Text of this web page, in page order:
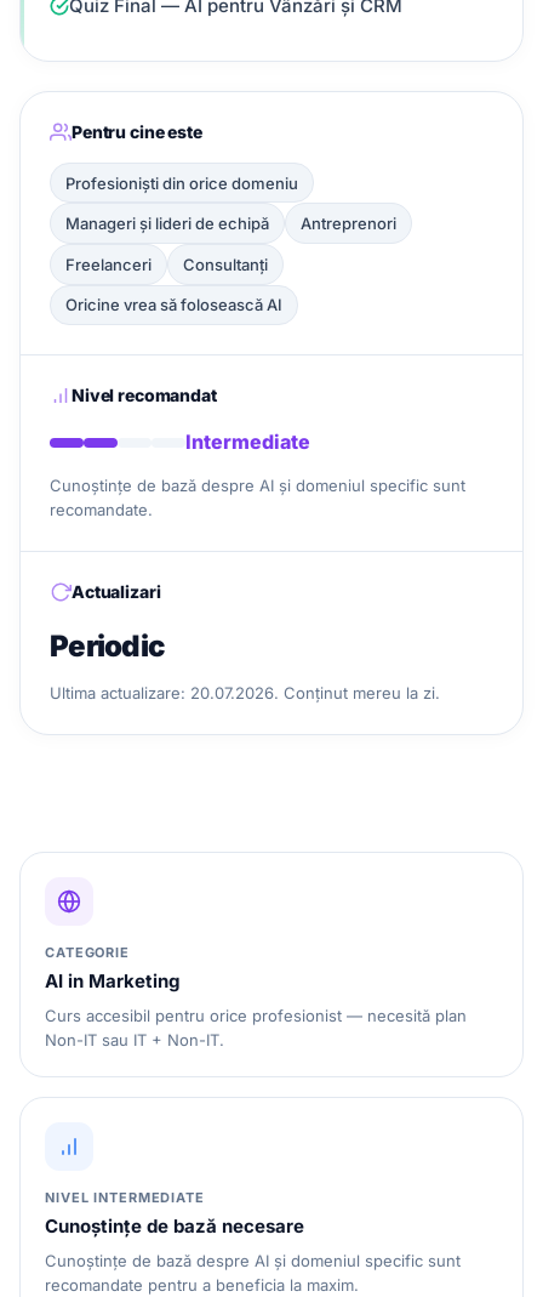
Quiz Final — AI pentru Vânzări și CRM
Pentru cine este
Profesioniști din orice domeniu
Manageri și lideri de echipă Antreprenori
Freelanceri Consultanți
Oricine vrea să folosească AI
Nivel recomandat
Intermediate
Cunoștințe de bază despre AI și domeniul specific sunt
recomandate.
Actualizari
Periodic
Ultima actualizare: 20.07.2026. Conținut mereu la zi.
CATEGORIE
AI in Marketing
Curs accesibil pentru orice profesionist — necesită plan
Non-IT sau IT + Non-IT.
NIVEL INTERMEDIATE
Cunoștințe de bază necesare
Cunoștințe de bază despre AI și domeniul specific sunt
recomandate pentru a beneficia la maxim.